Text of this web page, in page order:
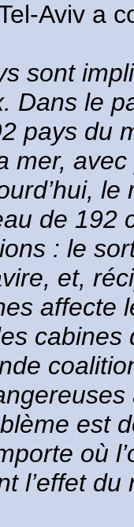
Aviv a
sont
Dans le
pays du
mer,
de 192
: le
et,
affecte
est
où
l’effet